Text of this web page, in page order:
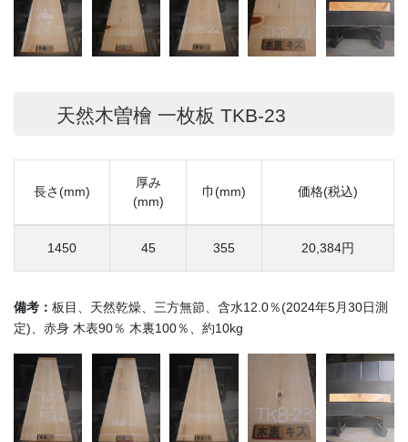
天然木曽檜 一枚板 TKB-23
長さ(mm)
厚み
(mm)
巾(mm) 価格(税込)
1450 45 355 20,384円
備考： 板目、天然乾燥、三方無節、含水12.0％(2024年5月30日測
定)、赤身 木表90％ 木裏100％、約10kg